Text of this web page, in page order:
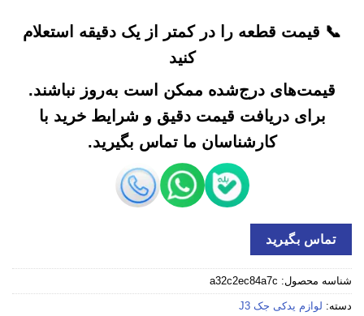
📞 قیمت قطعه را در کمتر از یک دقیقه استعلام
کنید
قیمت‌های درج‌شده ممکن است به‌روز نباشند.
برای دریافت قیمت دقیق و شرایط خرید با
کارشناسان ما تماس بگیرید.
تماس بگیرید
شناسه محصول: a32c2ec84a7c
دسته: لوازم یدکی جک J3